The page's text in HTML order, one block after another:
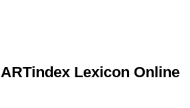
ARTindex Lexicon Online